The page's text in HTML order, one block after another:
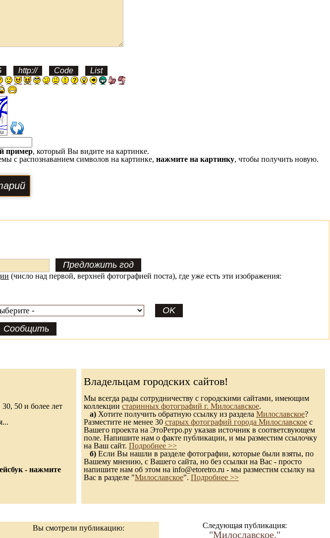
пример, который Вы видите на картинке.
с распознаванием символов на картинке, нажмите на картинку, чтобы получить новую.
(число над первой, верхней фотографией поста), где уже есть эти изображения:
50 и более лет
- нажмите
Владельцам городских сайтов!
Мы всегда рады сотрудничеству с городскими сайтами, имеющим
коллекции старинных фотографий г. Милославское.
а) Хотите получить обратную ссылку из раздела Милославское?
Разместите не менее 30 старых фотографий города Милославское с
Вашего проекта на ЭтоРетро.ру указав источник в соответсвующем
поле. Напишите нам о факте публикации, и мы разместим ссылочку
на Ваш сайт. Подробнее >>
б) Если Вы нашли в разделе фотографии, которые были взяты, по
Вашему мнению, с Вашего сайта, но без ссылки на Вас - просто
напишите нам об этом на info@etoretro.ru - мы разместим ссылку на
Вас в разделе "Милославское". Подробнее >>
Вы смотрели публикацию: Следующая публикация:
"Милославское."